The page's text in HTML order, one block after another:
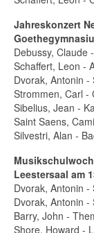
Jahreskonzert
Debussy, Claude
Schaffert, Leon -
Dvorak, Antonin -
Strommen, Carl -
Sibelius, Jean -
Saint Saens,
Silvestri, Alan -
Leestersaal am
Dvorak, Antonin -
Dvorak, Antonin -
Barry, John -
Shore, Howard -